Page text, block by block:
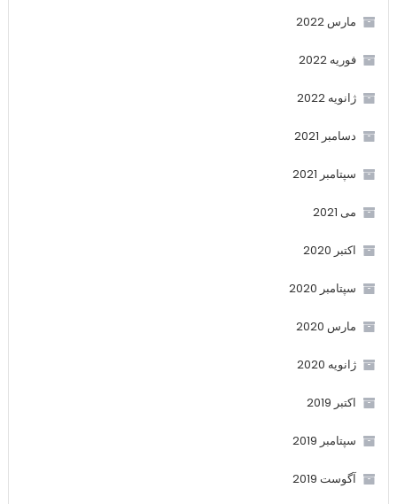
مارس 2022
فوریه 2022
ژانویه 2022
دسامبر 2021
سپتامبر 2021
می 2021
اکتبر 2020
سپتامبر 2020
مارس 2020
ژانویه 2020
اکتبر 2019
سپتامبر 2019
آگوست 2019